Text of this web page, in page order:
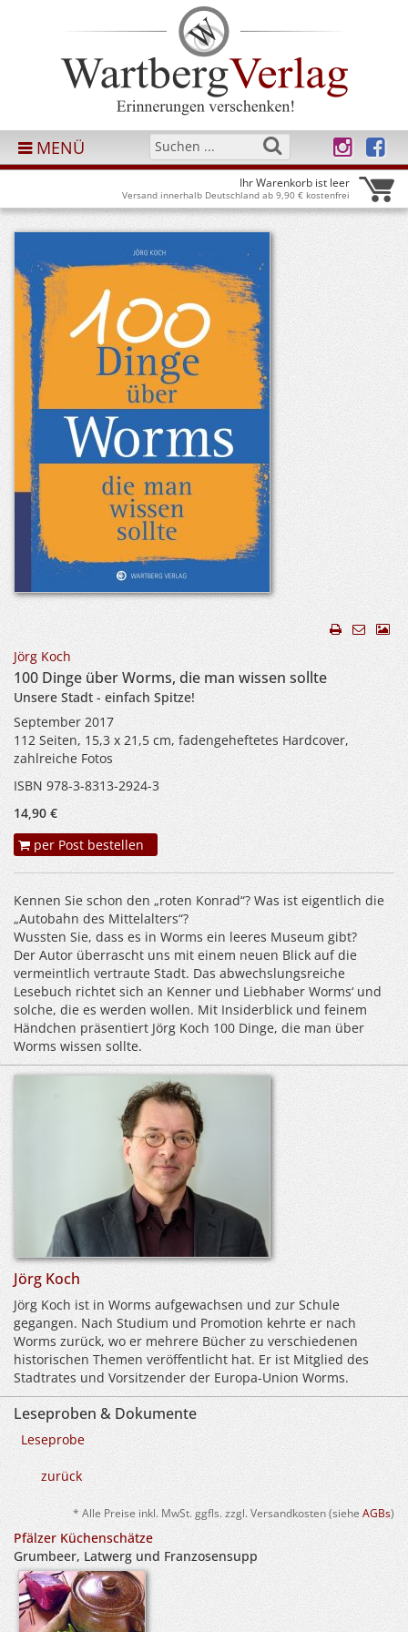
MENÜ
Ihr Warenkorb ist leer
Versand innerhalb Deutschland ab 9,90 € kostenfrei
Jörg Koch
100 Dinge über Worms, die man wissen sollte
Unsere Stadt - einfach Spitze!
September 2017
112 Seiten, 15,3 x 21,5 cm, fadengeheftetes Hardcover,
zahlreiche Fotos
ISBN 978-3-8313-2924-3
14,90 €
per Post bestellen
Kennen Sie schon den „roten Konrad“? Was ist eigentlich die
„Autobahn des Mittelalters“?
Wussten Sie, dass es in Worms ein leeres Museum gibt?
Der Autor überrascht uns mit einem neuen Blick auf die
vermeintlich vertraute Stadt. Das abwechslungsreiche
Lesebuch richtet sich an Kenner und Liebhaber Worms‘ und
solche, die es werden wollen. Mit Insiderblick und feinem
Händchen präsentiert Jörg Koch 100 Dinge, die man über
Worms wissen sollte.
Jörg Koch
Jörg Koch ist in Worms aufgewachsen und zur Schule
gegangen. Nach Studium und Promotion kehrte er nach
Worms zurück, wo er mehrere Bücher zu verschiedenen
historischen Themen veröffentlicht hat. Er ist Mitglied des
Stadtrates und Vorsitzender der Europa-Union Worms.
Leseproben & Dokumente
Leseprobe
zurück
* Alle Preise inkl. MwSt. ggfls. zzgl. Versandkosten (sieheAGBs)
Pfälzer Küchenschätze
Grumbeer, Latwerg und Franzosensupp